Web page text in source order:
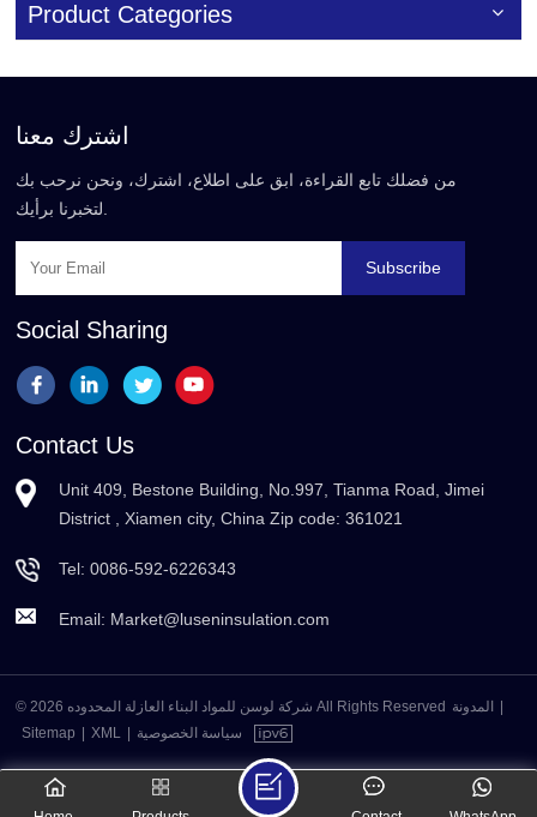
Product Categories
اشترك معنا
من فضلك تابع القراءة، ابق على اطلاع، اشترك، ونحن نرحب بك
لتخبرنا برأيك.
Subscribe
Social Sharing
Contact Us
Unit 409, Bestone Building, No.997, Tianma Road, Jimei
District , Xiamen city, China Zip code: 361021
Tel:0086-592-6226343
Email: Market@luseninsulation.com
© 2026 شركة لوسن للمواد البناء العازلة المحدوده All Rights Reserved المدونة
Sitemap
XML سياسة الخصوصية